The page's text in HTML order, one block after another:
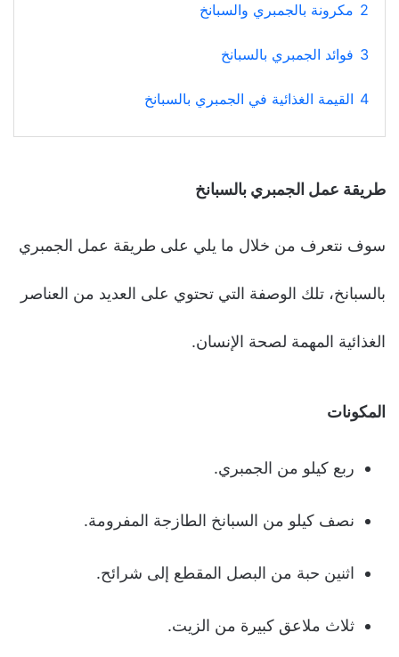
2 مكرونة بالجمبري والسبانخ
3 فوائد الجمبري بالسبانخ
4 القيمة الغذائية في الجمبري بالسبانخ
طريقة عمل الجمبري بالسبانخ
سوف نتعرف من خلال ما يلي على طريقة عمل الجمبري
بالسبانخ، تلك الوصفة التي تحتوي على العديد من العناصر
الغذائية المهمة لصحة الإنسان.
المكونات
ربع كيلو من الجمبري.
نصف كيلو من السبانخ الطازجة المفرومة.
اثنين حبة من البصل المقطع إلى شرائح.
ثلاث ملاعق كبيرة من الزيت.